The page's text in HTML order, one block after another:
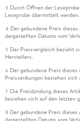
3 Durch Öffnen der
Leseprobe übermittelt werden.
4 Der gebundene Preis
dargestellten Datums vom
5 Der Preisvergleich bezieht
Herstellers.
6 Der gebundene Preis
Preissenkungen beziehen
7 Die Preisbindung dieses
beziehen sich auf den letzten
8 Der gebundene Preis
dargestellten Datums vom